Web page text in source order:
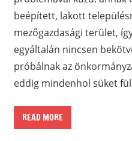
beépített, lakott
mezőgazdasági terület,
egyáltalán nincsen
próbálnak az
eddig mindenhol süket
READ MORE